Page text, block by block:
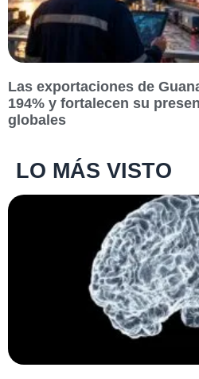
Las exportaciones de
194% y fortalecen su
globales
LO MÁS VISTO